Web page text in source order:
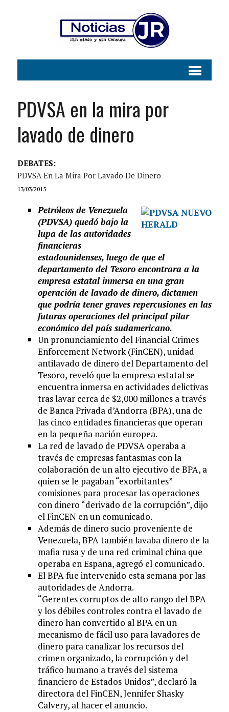
PDVSA en la mira por
lavado de dinero
DEBATES:
PDVSA En La Mira Por Lavado De Dinero
13/03/2015
Petróleos de Venezuela
(PDVSA) quedó bajo la
lupa de las autoridades
financieras
estadounidenses, luego de que el
departamento del Tesoro encontrara a la
empresa estatal inmersa en una gran
operación de lavado de dinero, dictamen
que podría tener graves repercusiones en las
futuras operaciones del principal pilar
económico del país sudamericano.
Un pronunciamiento del Financial Crimes
Enforcement Network (FinCEN), unidad
antilavado de dinero del Departamento del
Tesoro, reveló que la empresa estatal se
encuentra inmersa en actividades delictivas
tras lavar cerca de $2,000 millones a través
de Banca Privada d’Andorra (BPA), una de
las cinco entidades financieras que operan
en la pequeña nación europea.
La red de lavado de PDVSA operaba a
través de empresas fantasmas con la
colaboración de un alto ejecutivo de BPA, a
quien se le pagaban “exorbitantes”
comisiones para procesar las operaciones
con dinero “derivado de la corrupción”, dijo
el FinCEN en un comunicado.
Además de dinero sucio proveniente de
Venezuela, BPA también lavaba dinero de la
mafia rusa y de una red criminal china que
operaba en España, agregó el comunicado.
El BPA fue intervenido esta semana por las
autoridades de Andorra.
“Gerentes corruptos de alto rango del BPA
y los débiles controles contra el lavado de
dinero han convertido al BPA en un
mecanismo de fácil uso para lavadores de
dinero para canalizar los recursos del
crimen organizado, la corrupción y del
tráfico humano a través del sistema
financiero de Estados Unidos”, declaró la
directora del FinCEN, Jennifer Shasky
Calvery, al hacer el anuncio.